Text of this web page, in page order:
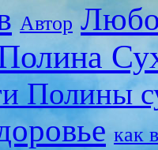
Автор
Полины
как